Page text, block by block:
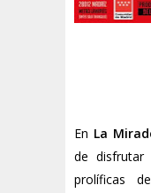
En La
de disfrutar
prolíficas